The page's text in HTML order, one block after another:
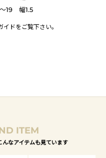
19 幅1.5
イドをご覧下さい。
ITEM
んなアイテムも見ています